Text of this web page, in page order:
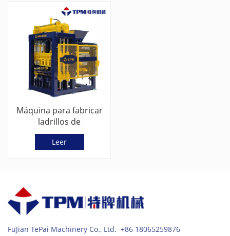
Máquina para fabricar
ladrillos de
cemento/cenizas
volantes
Leer
FuJian TePai Machinery Co., Ltd. +86 18065259876